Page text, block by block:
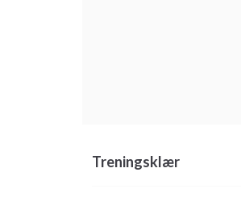
Treningsklær